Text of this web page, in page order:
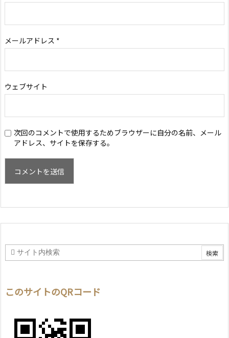
メールアドレス *
ウェブサイト
次回のコメントで使用するためブラウザーに自分の名前、メール
アドレス、サイトを保存する。
このサイトのQRコード